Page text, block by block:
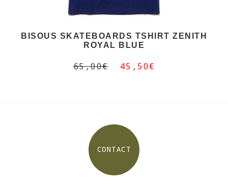
BISOUS SKATEBOARDS TSHIRT ZENITH
ROYAL BLUE
65,00€ 45,50€
CONTACT